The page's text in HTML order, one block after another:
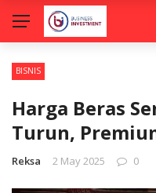
BISNIS
Harga Beras
Turun,
Reksa 2 May 2025 0